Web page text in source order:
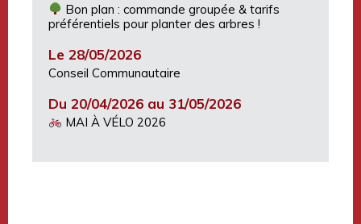
Bon plan : commande groupée & tarifs
préférentiels pour planter des arbres !
Le 28/05/2026
Conseil Communautaire
Du 20/04/2026 au 31/05/2026
MAI À VÉLO 2026